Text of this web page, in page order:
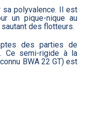
polyvalence. Il est
un pique-nique au
des flotteurs.
des parties de
Ce semi-rigide à la
BWA 22 GT) est